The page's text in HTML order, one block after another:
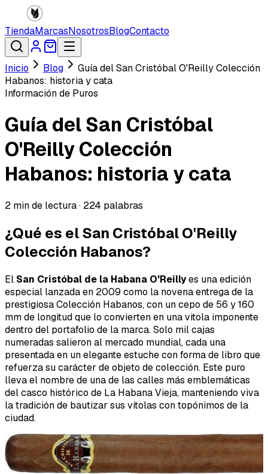
TiendaMarcasNosotrosBlogContacto
Inicio Blog
Guía del San Cristóbal O'Reilly Colección
Habanos: historia y cata
Información de Puros
Guía del San Cristóbal
O'Reilly Colección
Habanos: historia y cata
2 min de lectura · 224 palabras
¿Qué es el San Cristóbal O'Reilly
Colección Habanos?
El San Cristóbal de la Habana O'Reillyes una edición
especial lanzada en 2009 como la novena entrega de la
prestigiosa Colección Habanos, con un cepo de 56 y 160
mm de longitud que lo convierten en una vitola imponente
dentro del portafolio de la marca. Solo mil cajas
numeradas salieron al mercado mundial, cada una
presentada en un elegante estuche con forma de libro que
refuerza su carácter de objeto de colección. Este puro
lleva el nombre de una de las calles más emblemáticas
del casco histórico de La Habana Vieja, manteniendo viva
la tradición de bautizar sus vitolas con topónimos de la
ciudad.